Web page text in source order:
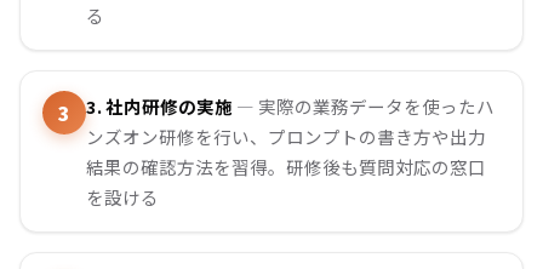
る
3. 社内研修の実施 — 実際の業務データを使ったハ
ンズオン研修を行い、プロンプトの書き方や出力
結果の確認方法を習得。研修後も質問対応の窓口
を設ける